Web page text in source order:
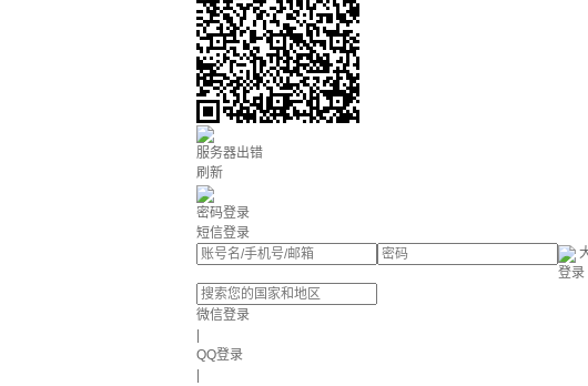
服务器出错
刷新
密码登录
短信登录
登录
微信登录
QQ登录